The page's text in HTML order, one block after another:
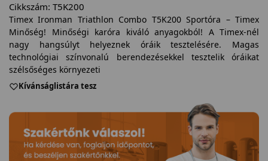
Cikkszám: T5K200
Timex Ironman Triathlon Combo T5K200 Sportóra – Timex
Minőség! Minőségi karóra kiváló anyagokból! A Timex-nél
nagy hangsúlyt helyeznek óráik tesztelésére. Magas
technológiai színvonalú berendezésekkel tesztelik óráikat
szélsőséges környezeti
Kívánságlistára tesz